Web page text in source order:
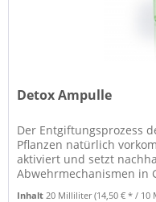
Detox Ampulle
Der Entgiftungsprozess
Pflanzen natürlich
aktiviert und setzt
Abwehrmechanismen in
Inhalt 20 Milliliter(14,50 € * / 10